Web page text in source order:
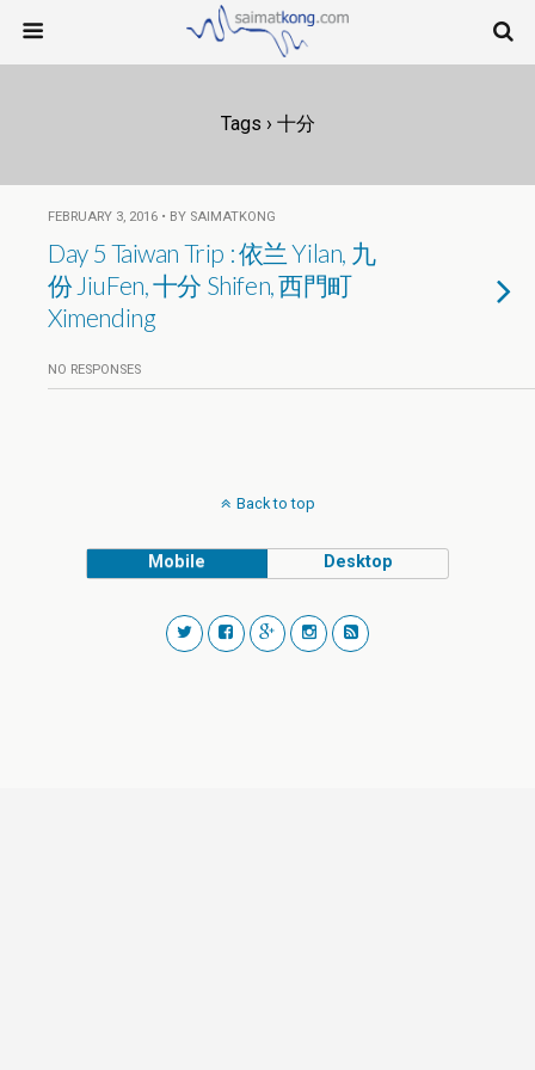
Tags › 十分
FEBRUARY 3, 2016 • BY SAIMATKONG
Day 5 Taiwan Trip : 依兰 Yilan, 九
份 JiuFen, 十分 Shifen, 西門町
Ximending
NO RESPONSES
Back to top
Mobile Desktop